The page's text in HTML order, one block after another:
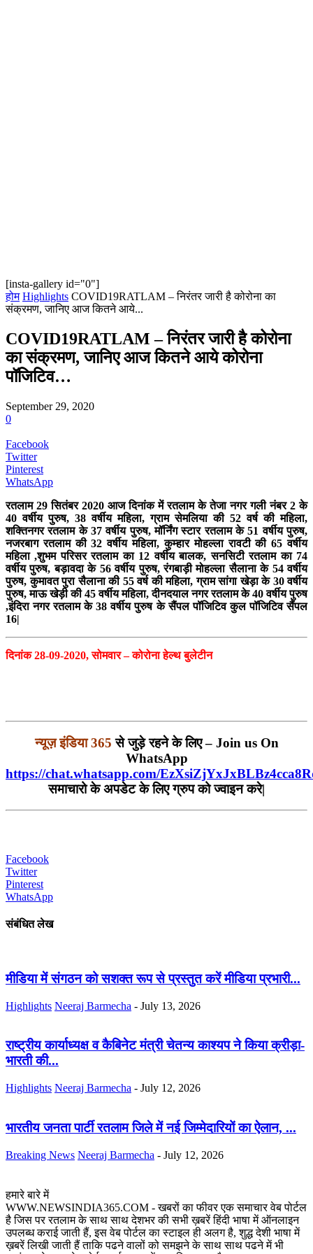
[insta-gallery id="0"]
होम Highlights COVID19RATLAM – निरंतर जारी है कोरोना का
संक्रमण, जानिए आज कितने आये...
COVID19RATLAM – निरंतर जारी है कोरोना
का संक्रमण, जानिए आज कितने आये कोरोना
पॉजिटिव…
September 29, 2020
0
Facebook
Twitter
Pinterest
WhatsApp
रतलाम 29 सितंबर 2020 आज दिनांक में रतलाम के तेजा नगर गली नंबर 2 के
40 वर्षीय पुरुष, 38 वर्षीय महिला, ग्राम सेमलिया की 52 वर्ष की महिला,
शक्तिनगर रतलाम के 37 वर्षीय पुरुष, मॉर्निंग स्टार रतलाम के 51 वर्षीय पुरुष,
नजरबाग रतलाम की 32 वर्षीय महिला, कुम्हार मोहल्ला रावटी की 65 वर्षीय
महिला ,शुभम परिसर रतलाम का 12 वर्षीय बालक, सनसिटी रतलाम का 74
वर्षीय पुरुष, बड़ावदा के 56 वर्षीय पुरुष, रंगबाड़ी मोहल्ला सैलाना के 54 वर्षीय
पुरुष, कुमावत पुरा सैलाना की 55 वर्ष की महिला, ग्राम सांगा खेड़ा के 30 वर्षीय
पुरुष, माऊ खेड़ी की 45 वर्षीय महिला, दीनदयाल नगर रतलाम के 40 वर्षीय पुरुष
,इंदिरा नगर रतलाम के 38 वर्षीय पुरुष के सैंपल पॉजिटिव कुल पॉजिटिव सैंपल
16|
दिनांक 28-09-2020, सोमवार – कोरोना हेल्थ बुलेटीन
न्यूज़ इंडिया 365 से जुड़े रहने के लिए – Join us On
WhatsApp
https://chat.whatsapp.com/
समाचारो के अपडेट के लिए ग्रुप को ज्वाइन करे|
Facebook
Twitter
Pinterest
WhatsApp
संबंधित लेख
मीडिया में संगठन को सशक्त रूप से प्रस्तुत करें मीडिया प्रभारी...
Highlights Neeraj Barmecha - July 13, 2026
राष्ट्रीय कार्याध्यक्ष व कैबिनेट मंत्री चेतन्य काश्यप ने किया क्रीड़ा-
भारती की...
Highlights Neeraj Barmecha - July 12, 2026
भारतीय जनता पार्टी रतलाम जिले में नई जिम्मेदारियों का ऐलान, ...
Breaking News Neeraj Barmecha - July 12, 2026
हमारे बारे में
WWW.NEWSINDIA365.COM - खबरों का फीवर एक समाचार वेब पोर्टल
है जिस पर रतलाम के साथ साथ देशभर की सभी ख़बरें हिंदी भाषा में ऑनलाइन
उपलब्ध कराई जाती हैं, इस वेब पोर्टल का स्टाइल ही अलग है, शुद्ध देशी भाषा में
ख़बरें लिखी जाती हैं ताकि पढने वालों को समझने के साथ साथ पढने में भी